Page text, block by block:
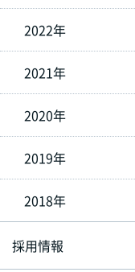
2022年
2021年
2020年
2019年
2018年
採用情報